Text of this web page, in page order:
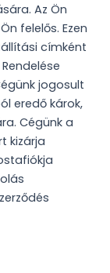
Az Ön
felelős. Ezen
címként
jogosult
eredő károk,
Cégünk a
kizárja